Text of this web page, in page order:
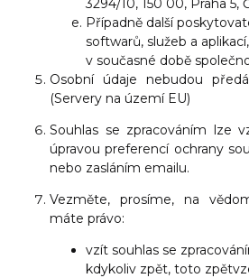
Případně další
softwarů, služeb a
v současné době
Osobní údaje nebudou
(Servery na území EU)
Souhlas se zpracováním lze
úpravou preferencí ochrany
nebo zasláním emailu.
Vezměte, prosíme, na
máte právo:
vzít souhlas se
kdykoliv zpět, toto